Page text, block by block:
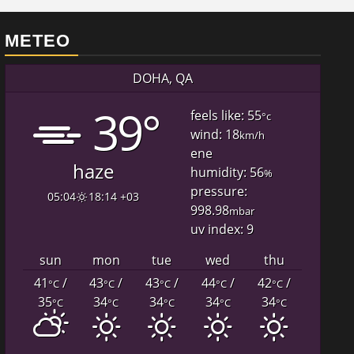
METEO
DOHA, QA
39°
haze
05:04 18:14 +03
feels like: 55°c
wind: 18km/h
ene
humidity: 56%
pressure:
998.98mbar
uv index: 9
sun
mon tue wed
thu
41°C/
35°C
43°C/
34°C
43°C/
34°C
44°C/
34°C
42°C/
34°C